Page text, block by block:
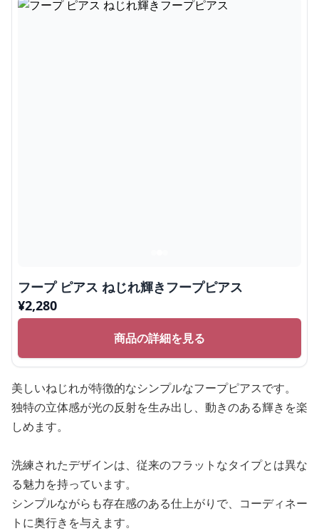
フープ ピアス ねじれ輝きフープピアス
¥2,280
商品の詳細を見る
美しいねじれが特徴的なシンプルなフープピアスです。
独特の立体感が光の反射を生み出し、動きのある輝きを楽
しめます。
洗練されたデザインは、従来のフラットなタイプとは異な
る魅力を持っています。
シンプルながらも存在感のある仕上がりで、コーディネー
トに奥行きを与えます。